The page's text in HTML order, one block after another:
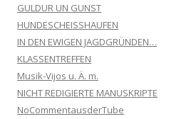
GULDUR UN GUNST
HUNDESCHEISSHAUFEN
IN DEN EWIGEN JAGDGRÜNDEN…
KLASSENTREFFEN
Musik-Vijos u. Ä. m.
NICHT REDIGIERTE MANUSKRIPTE
NoCommentausderTube